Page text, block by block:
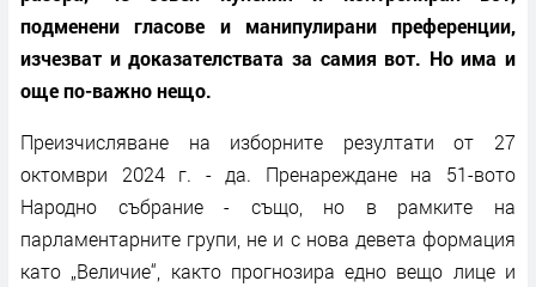
подменени гласове и манипулирани преференции,
изчезват и доказателствата за самия вот. Но има и
още по-важно нещо.
Преизчисляване на изборните резултати от 27
октомври 2024 г. - да. Пренареждане на 51-вото
Народно събрание - също, но в рамките на
парламентарните групи, не и с нова девета формация
като „Величие“, както прогнозира едно вещо лице и